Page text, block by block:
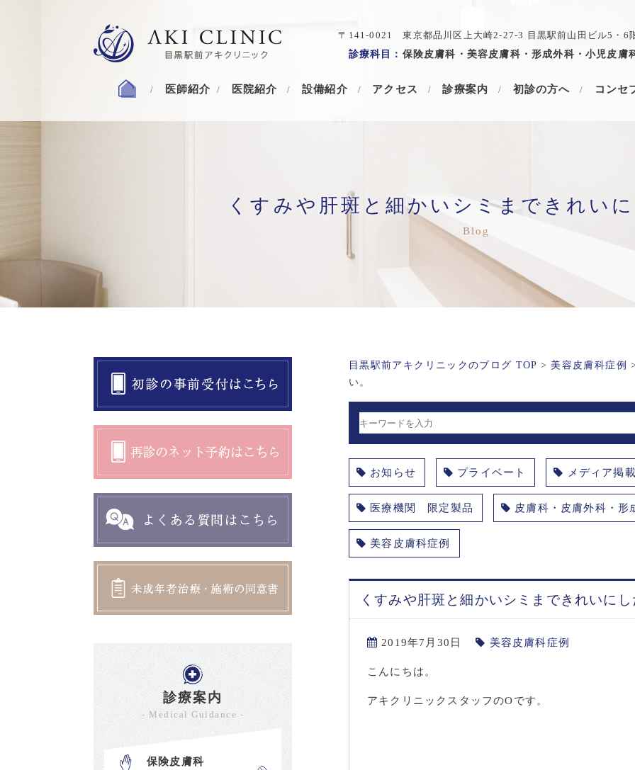
〒141-0021 東京都品川区上大崎2-27-3 目黒駅前山田ビル5・6
診療科目： 保険皮膚科・美容皮膚科・形成外科・小児皮膚
医師紹介 医院紹介 設備紹介 アクセス 診療案内 初診の方へ コンセ
くすみや肝斑と細かいシミまできれい
目黒駅前アキクリニックのブログ TOP > 美容皮膚科症例
い。
お知らせ プライベート メディア掲
医療機関 限定製品 皮膚科・皮膚外科・形
美容皮膚科症例
くすみや肝斑と細かいシミまできれいに
2019年7月30日 美容皮膚科症例
こんにちは。
アキクリニックスタッフのOです。
診療案内
- Medical Guidance -
保険皮膚科